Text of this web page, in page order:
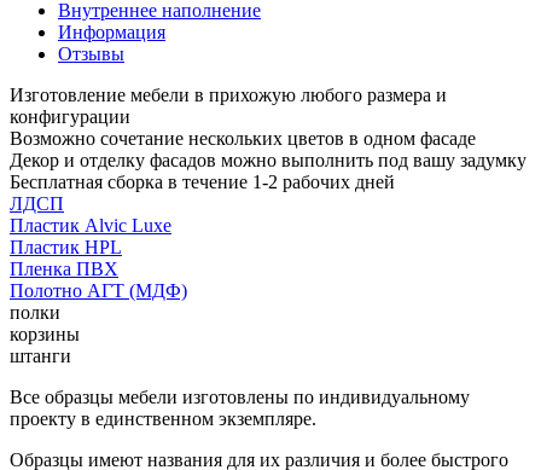
Внутреннее наполнение
Информация
Отзывы
Изготовление мебели в прихожую любого размера и
конфигурации
Возможно сочетание нескольких цветов в одном фасаде
Декор и отделку фасадов можно выполнить под вашу задумку
Бесплатная сборка в течение 1-2 рабочих дней
ЛДСП
Пластик Alvic Luxe
Пластик HPL
Пленка ПВХ
Полотно АГТ (МДФ)
полки
корзины
штанги
Все образцы мебели изготовлены по индивидуальному
проекту в единственном экземпляре.
Образцы имеют названия для их различия и более быстрого